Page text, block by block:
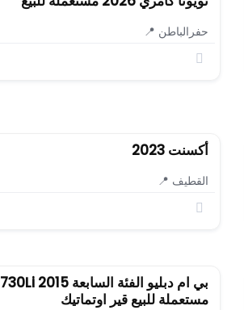
حفرالباطن 📍
أكسنت 2023
القطيف 📍
بي ام دبليو الفئة السابعة 730Li 2015
مستعملة للبيع قير اوتماتيك